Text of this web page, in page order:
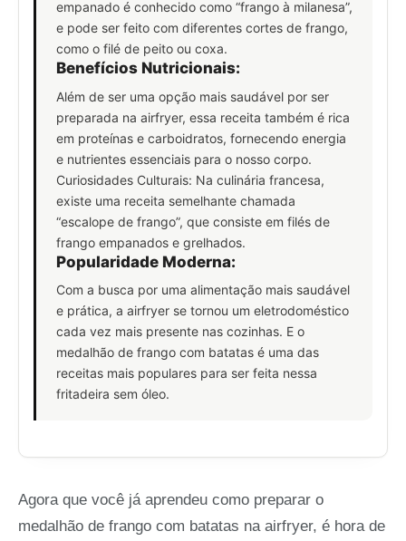
empanado é conhecido como “frango à milanesa”,
e pode ser feito com diferentes cortes de frango,
como o filé de peito ou coxa.
Benefícios Nutricionais:
Além de ser uma opção mais saudável por ser
preparada na airfryer, essa receita também é rica
em proteínas e carboidratos, fornecendo energia
e nutrientes essenciais para o nosso corpo.
Curiosidades Culturais: Na culinária francesa,
existe uma receita semelhante chamada
“escalope de frango”, que consiste em filés de
frango empanados e grelhados.
Popularidade Moderna:
Com a busca por uma alimentação mais saudável
e prática, a airfryer se tornou um eletrodoméstico
cada vez mais presente nas cozinhas. E o
medalhão de frango com batatas é uma das
receitas mais populares para ser feita nessa
fritadeira sem óleo.
Agora que você já aprendeu como preparar o
medalhão de frango com batatas na airfryer, é hora de